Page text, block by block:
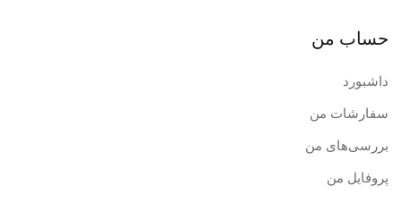
حساب من
داشبورد
سفارشات من
بررسی‌های من
پروفایل من